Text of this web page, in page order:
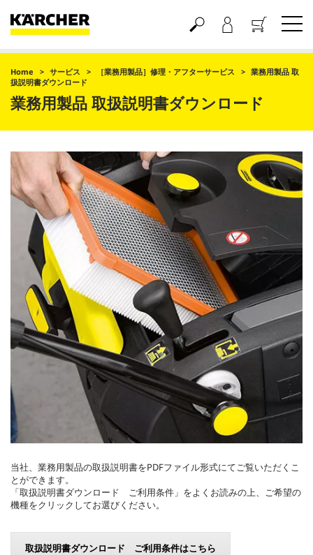
買い物かご
Home サービス ［業務用製品］修理・アフターサービス
業務用製品 取
扱説明書ダウンロード
業務用製品 取扱説明書ダウンロード
当社、業務用製品の取扱説明書をPDFファイル形式にてご覧いただくこ
とができます。
「取扱説明書ダウンロード ご利用条件」をよくお読みの上、ご希望の
機種をクリックしてお選びください。
取扱説明書ダウンロード ご利用条件はこちら